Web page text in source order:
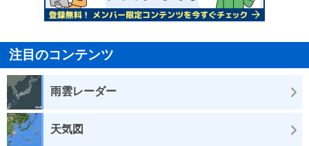
注目のコンテンツ
雨雲レーダー
天気図